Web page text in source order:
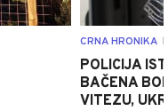
CRNA HRONIKA
POLICIJA
BAČENA
VITEZU,